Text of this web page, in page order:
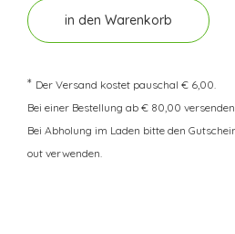
in den Warenkorb
* Der Versand kostet pauschal € 6,00.
Bei einer Bestellung ab € 80,00
Bei Abholung im Laden bitte den
out verwenden.